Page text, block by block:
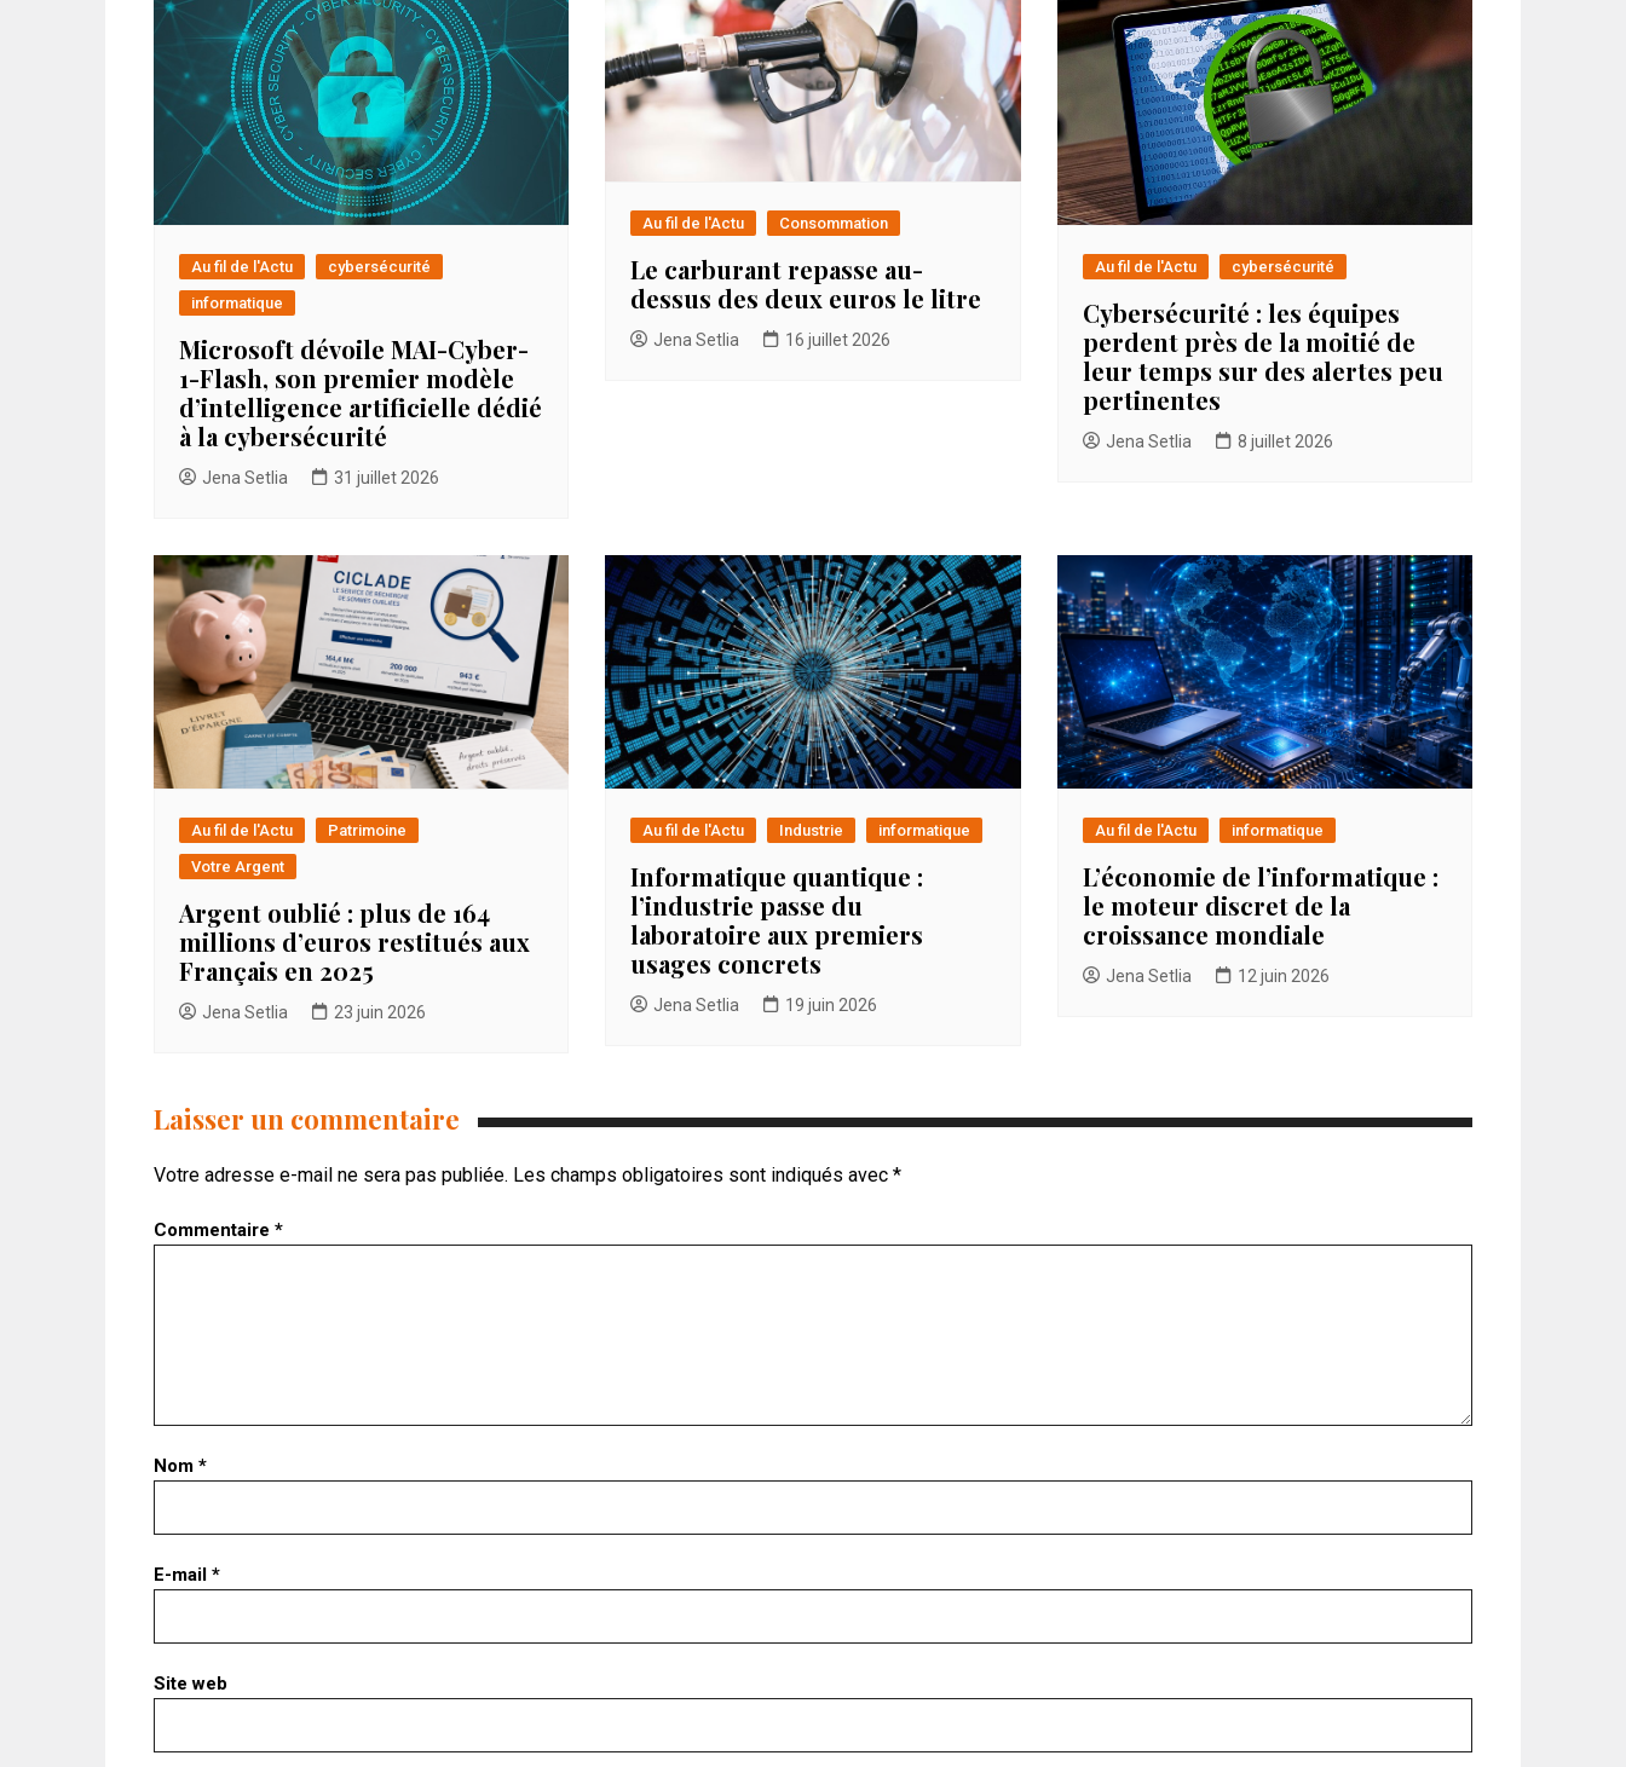
Au fil de l'Actu
cybersécurité
informatique
Microsoft dévoile MAI-Cyber-
1-Flash, son premier modèle
d’intelligence artificielle dédié
à la cybersécurité
Jena Setlia 31 juillet 2026
Au fil de l'Actu Consommation
Le carburant repasse au-
dessus des deux euros le litre
Jena Setlia 16 juillet 2026
Au fil de l'Actu cybersécurité
Cybersécurité : les équipes
perdent près de la moitié de
leur temps sur des alertes peu
pertinentes
Jena Setlia 8 juillet 2026
Au fil de l'Actu
Patrimoine
Votre Argent
Argent oublié : plus de 164
millions d’euros restitués aux
Français en 2025
Jena Setlia 23 juin 2026
Au fil de l'Actu Industrie informatique
Informatique quantique :
l’industrie passe du
laboratoire aux premiers
usages concrets
Jena Setlia 19 juin 2026
Au fil de l'Actu informatique
L’économie de l’informatique :
le moteur discret de la
croissance mondiale
Jena Setlia 12 juin 2026
Laisser un commentaire
Votre adresse e-mail ne sera pas publiée. Les champs obligatoires sont indiqués avec *
Commentaire *
Nom *
E-mail *
Site web